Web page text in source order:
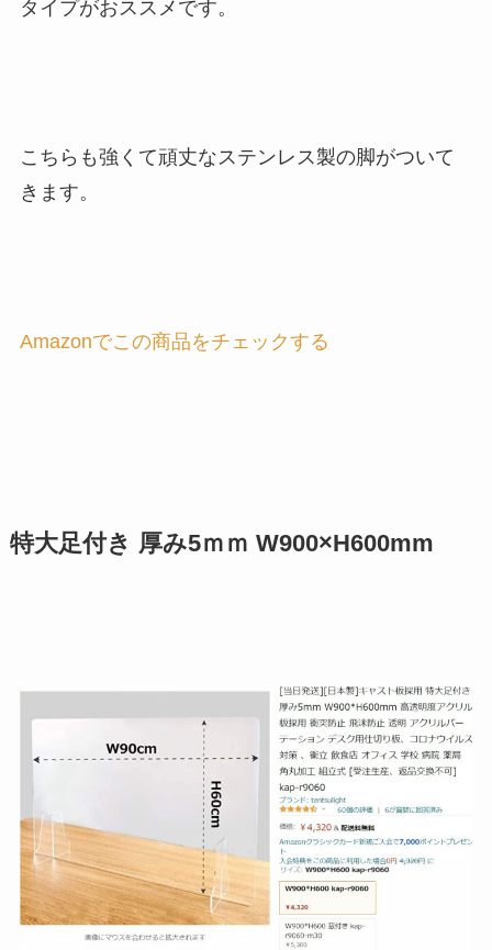
タイプがおススメです。
こちらも強くて頑丈なステンレス製の脚がついて
きます。
Amazonでこの商品をチェックする
特大足付き 厚み5ｍｍ W900×H600mm